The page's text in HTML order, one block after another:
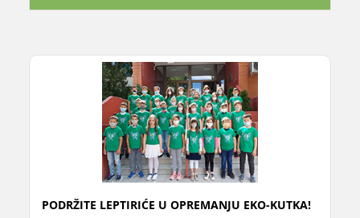
PODRŽITE LEPTIRIĆE U OPREMANJU EKO-KUTKA!